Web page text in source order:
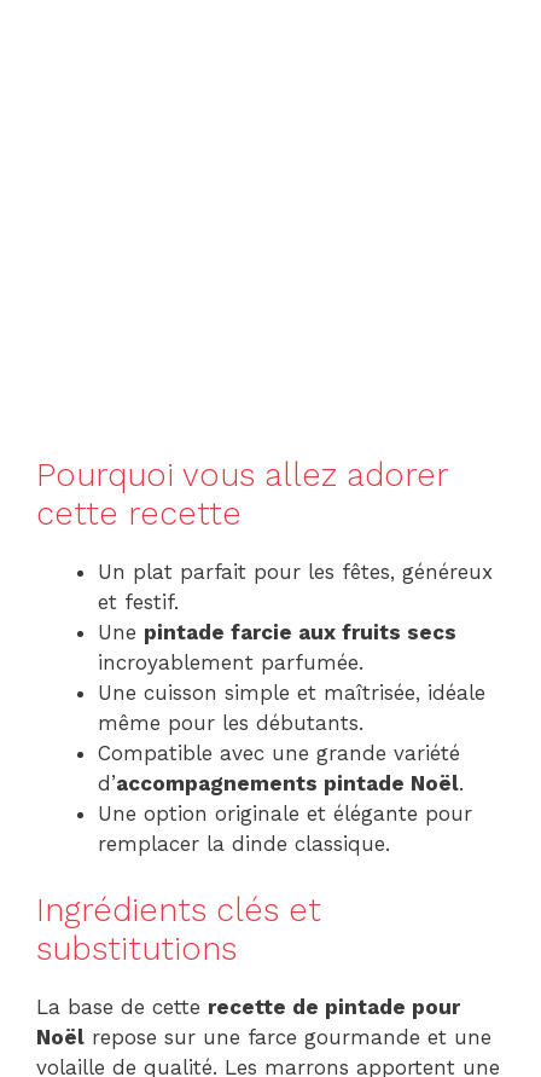
Pourquoi vous allez adorer
cette recette
Un plat parfait pour les fêtes, généreux
et festif.
Une pintade farcie aux fruits secs
incroyablement parfumée.
Une cuisson simple et maîtrisée, idéale
même pour les débutants.
Compatible avec une grande variété
d’accompagnements pintade Noël.
Une option originale et élégante pour
remplacer la dinde classique.
Ingrédients clés et
substitutions
La base de cette recette de pintade pour
Noël repose sur une farce gourmande et une
volaille de qualité. Les marrons apportent une